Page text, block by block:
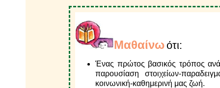
Μαθαίνω ότι:
Ένας πρώτος βασικός τρόπος
παρουσίαση στοιχείων-
κοινωνική-καθημερινή μας ζωή.